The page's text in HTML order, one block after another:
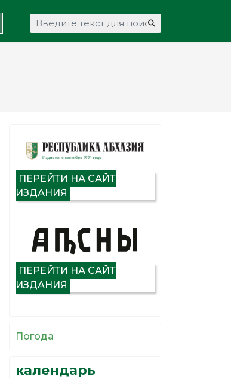
Искать...
ПЕРЕЙТИ НА САЙТ
ИЗДАНИЯ
ПЕРЕЙТИ НА САЙТ
ИЗДАНИЯ
Погода
календарь